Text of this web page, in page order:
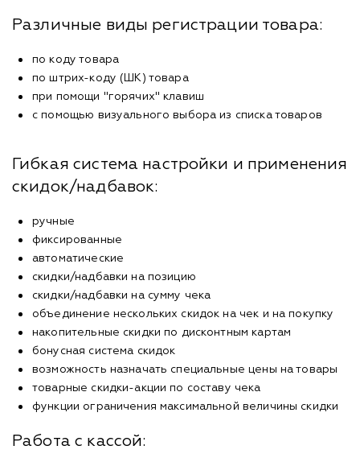
Различные виды регистрации товара:
по коду товара
по штрих-коду (ШК) товара
при помощи "горячих" клавиш
с помощью визуального выбора из списка товаров
Гибкая система настройки и применения
скидок/надбавок:
ручные
фиксированные
автоматические
скидки/надбавки на позицию
скидки/надбавки на сумму чека
объединение нескольких скидок на чек и на покупку
накопительные скидки по дисконтным картам
бонусная система скидок
возможность назначать специальные цены на товары
товарные скидки-акции по составу чека
функции ограничения максимальной величины скидки
Работа с кассой: